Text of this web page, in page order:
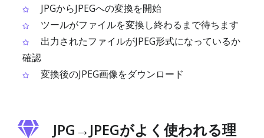
JPGからJPEGへの変換を開始
ツールがファイルを変換し終わるまで待ちます
出力されたファイルがJPEG形式になっているか
確認
変換後のJPEG画像をダウンロード
JPG→JPEGがよく使われる理